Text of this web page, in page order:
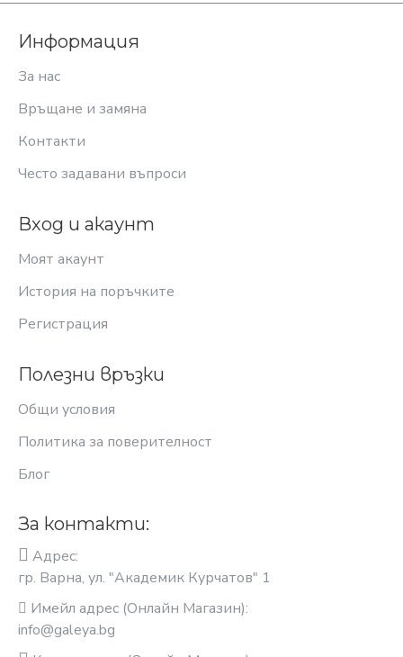
Информация
За нас
Връщане и замяна
Контакти
Често задавани въпроси
Вход и акаунт
Моят акаунт
История на поръчките
Регистрация
Полезни връзки
Общи условия
Политика за поверителност
Блог
За контакти:
Адрес:
гр. Варна, ул. "Академик Курчатов" 1
Имейл адрес (Онлайн Магазин):
info@galeya.bg